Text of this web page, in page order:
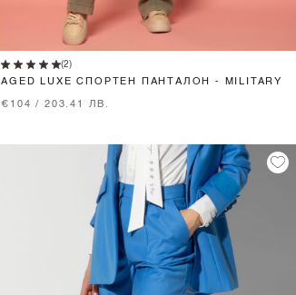
XS
(2)
AGED LUXE СПОРТЕН ПАНТАЛОН - MILITARY
€104 / 203.41 ЛВ.